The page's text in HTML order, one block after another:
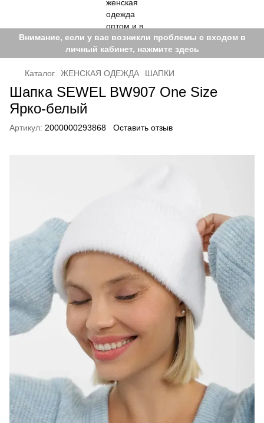
Внимание, если у вас возникли проблемы с входом в
личный кабинет, нажмите здесь
Каталог ЖЕНСКАЯ ОДЕЖДА ШАПКИ
Шапка SEWEL BW907 One Size
Ярко-белый
Артикул: 2000000293868 Оставить отзыв